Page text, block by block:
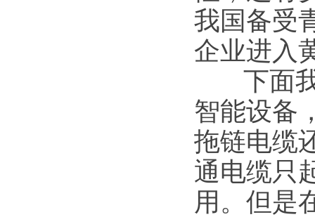
我国备受
企业进入
下面我
智能设备
拖链电缆
通电缆只
用。但是